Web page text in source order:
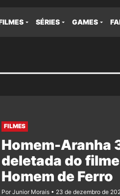
SÉRIES GAMES
FILMES
Homem-Aranha
deletada do
Homem de Ferro
Por Junior Morais 23 de dezembro de